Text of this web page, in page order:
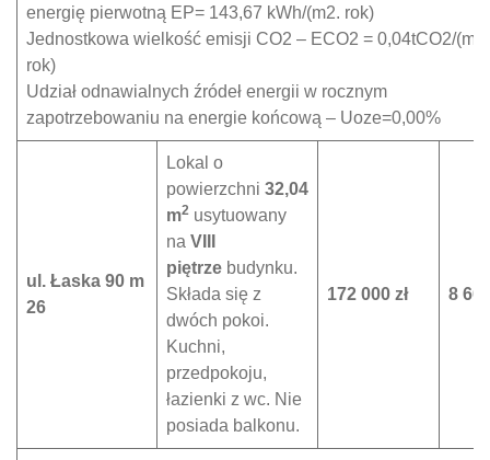
energię pierwotną EP= 143,67 kWh/(m2. rok)
Jednostkowa wielkość emisji CO2 – ECO2 = 0,04tCO2/(m2
rok)
Udział odnawialnych źródeł energii w rocznym
zapotrzebowaniu na energie końcową – Uoze=0,00%
ul. Łaska 90 m
26
Lokal o
powierzchni 32,04
m2 usytuowany
na VIII
piętrze budynku.
Składa się z
dwóch pokoi.
Kuchni,
przedpokoju,
łazienki z wc. Nie
posiada balkonu.
172 000 zł 8